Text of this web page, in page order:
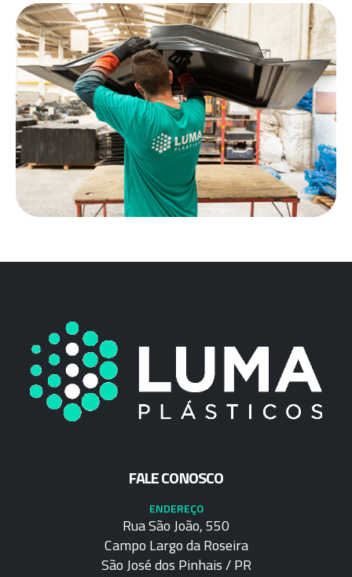
FALE CONOSCO
ENDEREÇO
Rua São João, 550
Campo Largo da Roseira
São José dos Pinhais / PR